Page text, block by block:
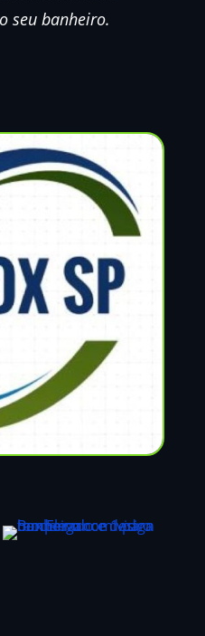
seu banheiro.